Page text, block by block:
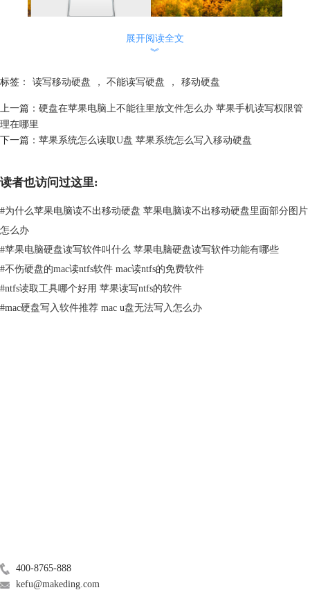
查看简介这里有一个前提，即硬盘必须可在苹果电脑中正常显示。在苹果
式】位置确定该硬盘格式。
（2）磁盘工具
图2：磁盘工具
展开阅读全文
︾
标签： 读写移动硬盘 ， 不能读写硬盘 ， 移动硬盘
上一篇： 硬盘在苹果电脑上不能往里放文件怎么办 苹果手机读写权限管
理在哪里
下一篇： 苹果系统怎么读取U盘 苹果系统怎么写入移动硬盘
读者也访问过这里:
#为什么苹果电脑读不出移动硬盘 苹果电脑读不出移动硬盘里面部分图片
怎么办
#苹果电脑硬盘读写软件叫什么 苹果电脑硬盘读写软件功能有哪些
#不伤硬盘的mac读ntfs软件 mac读ntfs的免费软件
#ntfs读取工具哪个好用 苹果读写ntfs的软件
#mac硬盘写入软件推荐 mac u盘无法写入怎么办
400-8765-888
kefu@makeding.com